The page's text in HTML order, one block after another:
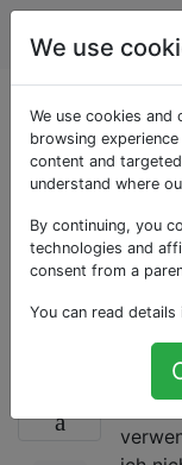
Wie
Ich
der
We use
We use cookies
browsing
content and
understand where
By continuing, you
technologies and
consent from a
You can read details